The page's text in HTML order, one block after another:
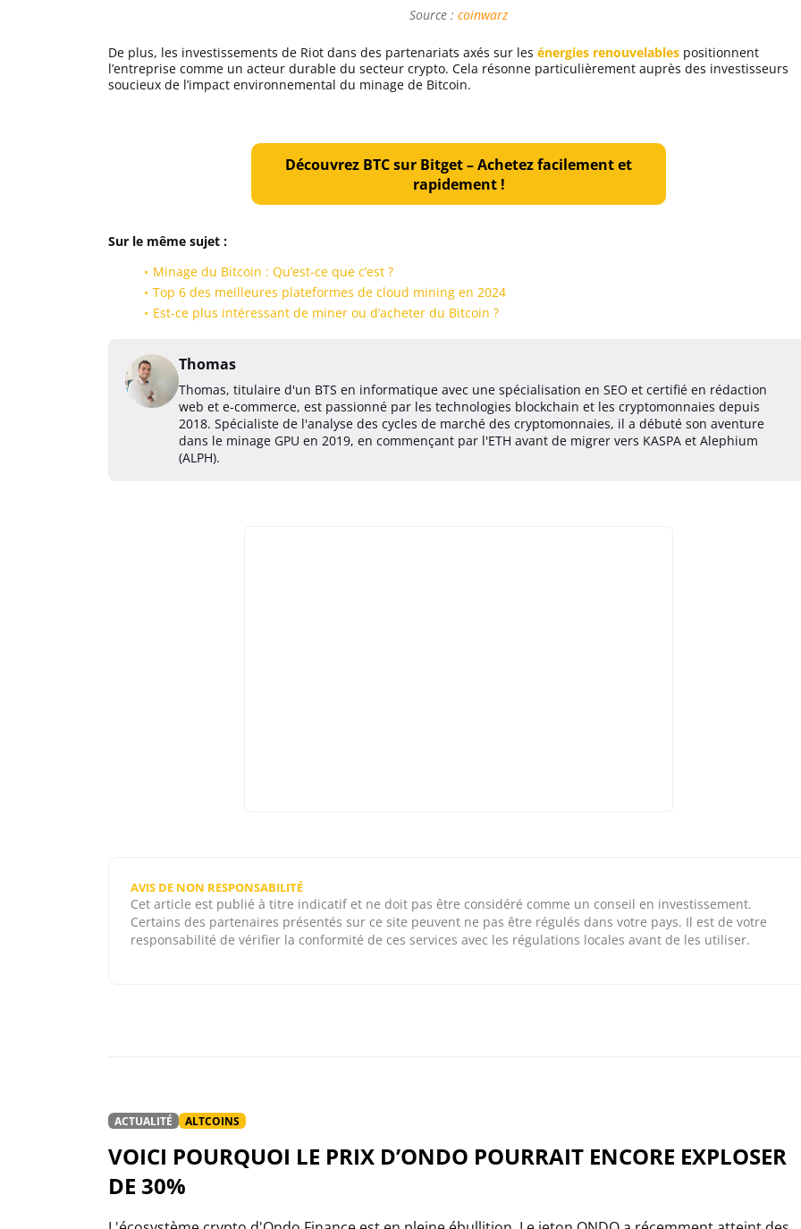
Source : coinwarz
De plus, les investissements de Riot dans des partenariats axés sur les énergies renouvelables positionnent
l’entreprise comme un acteur durable du secteur crypto. Cela résonne particulièrement auprès des investisseurs
soucieux de l’impact environnemental du minage de Bitcoin.
Découvrez BTC sur Bitget – Achetez facilement et
rapidement !
Sur le même sujet :
Minage du Bitcoin : Qu’est-ce que c’est ?
Top 6 des meilleures plateformes de cloud mining en 2024
Est-ce plus intéressant de miner ou d’acheter du Bitcoin ?
Thomas
Thomas, titulaire d'un BTS en informatique avec une spécialisation en SEO et certifié en rédaction
web et e-commerce, est passionné par les technologies blockchain et les cryptomonnaies depuis
2018. Spécialiste de l'analyse des cycles de marché des cryptomonnaies, il a débuté son aventure
dans le minage GPU en 2019, en commençant par l'ETH avant de migrer vers KASPA et Alephium
(ALPH).
AVIS DE NON RESPONSABILITÉ
Cet article est publié à titre indicatif et ne doit pas être considéré comme un conseil en investissement.
Certains des partenaires présentés sur ce site peuvent ne pas être régulés dans votre pays. Il est de votre
responsabilité de vérifier la conformité de ces services avec les régulations locales avant de les utiliser.
ACTUALITÉ ALTCOINS
VOICI POURQUOI LE PRIX D’ONDO POURRAIT ENCORE EXPLOSER
DE 30%